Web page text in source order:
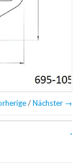
/Nächster →